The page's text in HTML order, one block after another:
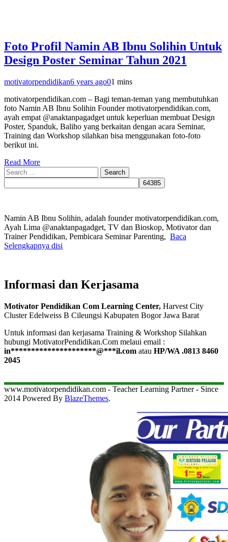
Foto Profil Namin AB Ibnu Solihin Untuk
Design Poster Seminar Tahun 2021
motivatorpendidikan6 years ago01 mins
motivatorpendidikan.com – Bagi teman-teman yang membutuhkan
foto Namin AB Ibnu Solihin Founder motivatorpendidikan.com,
ayah empat @anaktanpagadget untuk keperluan membuat Design
Poster, Spanduk, Baliho yang berkaitan dengan acara Seminar,
Training dan Workshop silahkan bisa menggunakan foto-foto
berikut ini.
Read More
Search
for:
Namin AB Ibnu Solihin, adalah founder motivatorpendidikan.com,
Ayah Lima @anaktanpagadget, TV dan Bioskop, Motivator dan
Trainer Pendidikan, Pembicara Seminar Parenting, Baca
Selengkapnya disi
Informasi dan Kerjasama
Motivator Pendidikan Com Learning Center, Harvest City
Cluster Edelweiss B Cileungsi Kabupaten Bogor Jawa Barat
Untuk informasi dan kerjasama Training & Workshop Silahkan
hubungi MotivatorPendidikan.Com melaui email :
in*********************@***il.com atau HP/WA .0813 8460
2045
www.motivatorpendidikan.com - Teacher Learning Partner - Since
2014 Powered By BlazeThemes.